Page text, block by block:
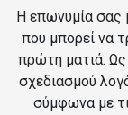
Η επωνυμία σας
που μπορεί να
πρώτη ματιά.
σχεδιασμού
σύμφωνα με